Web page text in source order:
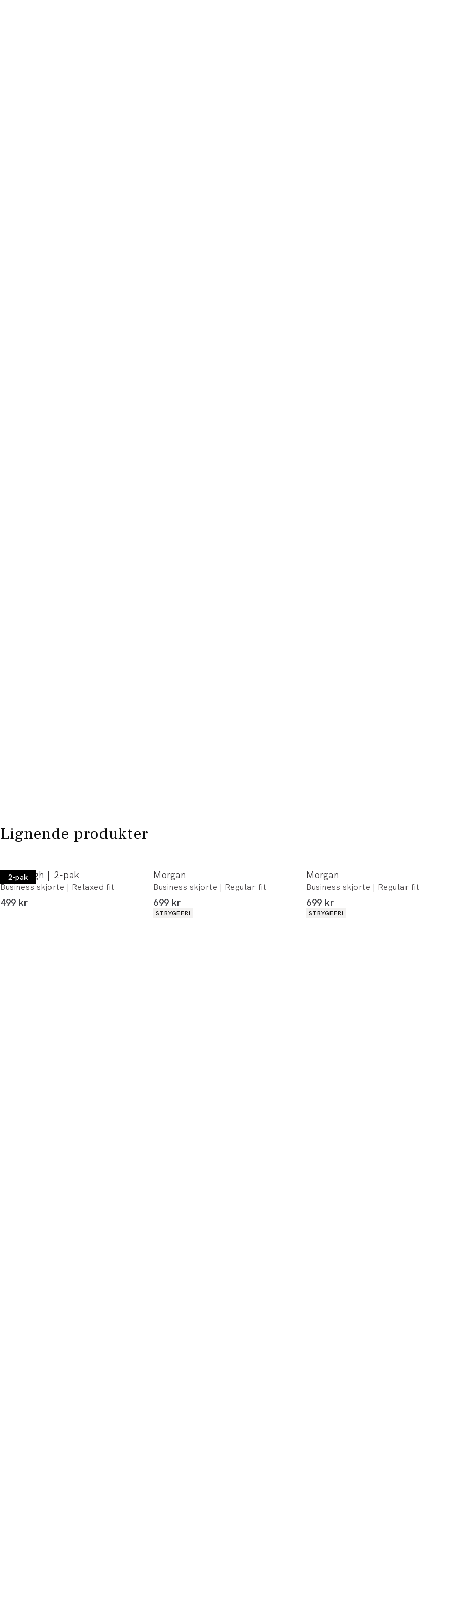
Lignende produkter
2-pak
Lindbergh | 2-pak
Business skjorte | Relaxed fit
I alt (inkl. rabat)
499 kr
Morgan
Business skjorte | Regular fit
I alt (inkl. rabat)
699 kr
Produkt egenskaber
STRYGEFRI
Morgan
Business skjorte | Regular fit
I alt (inkl. rabat)
699 kr
Produkt egenskaber
STRYGEFRI